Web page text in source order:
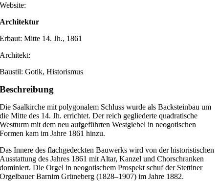
Website:
Architektur
Erbaut: Mitte 14. Jh., 1861
Architekt:
Baustil: Gotik, Historismus
Beschreibung
Die Saalkirche mit polygonalem Schluss wurde als Backsteinbau um
die Mitte des 14. Jh. errichtet. Der reich gegliederte quadratische
Westturm mit dem neu aufgeführten Westgiebel in neogotischen
Formen kam im Jahre 1861 hinzu.
Das Innere des flachgedeckten Bauwerks wird von der historistischen
Ausstattung des Jahres 1861 mit Altar, Kanzel und Chorschranken
dominiert. Die Orgel in neogotischem Prospekt schuf der Stettiner
Orgelbauer Barnim Grüneberg (1828–1907) im Jahre 1882.